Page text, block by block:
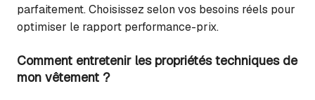
parfaitement. Choisissez selon vos besoins réels pour
optimiser le rapport performance-prix.
Comment entretenir les propriétés techniques de
mon vêtement ?